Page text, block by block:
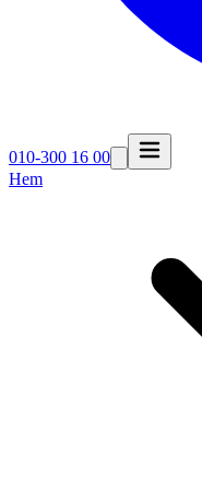
010-300 16 00
Hem